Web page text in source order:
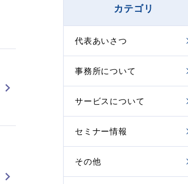
カテゴリ
代表あいさつ
事務所について
サービスについて
セミナー情報
その他